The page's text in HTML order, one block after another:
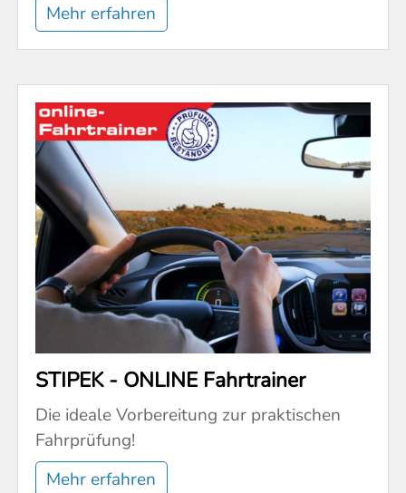
Mehr erfahren
STIPEK - ONLINE Fahrtrainer
Die ideale Vorbereitung zur praktischen
Fahrprüfung!
Mehr erfahren